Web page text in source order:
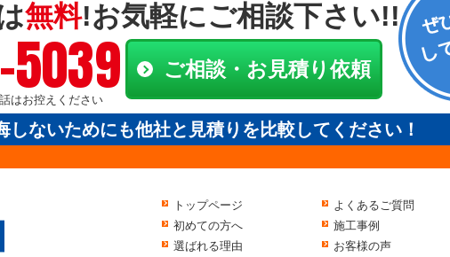
無料!お気軽にご相談下さい!!
はお控えください
ご相談・お見積り依頼
ないためにも他社と見積りを比較してください！
トップページ
初めての方へ
選ばれる理由
よくあるご質問
施工事例
お客様の声